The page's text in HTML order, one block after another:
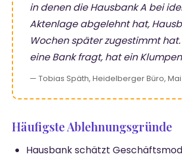
in denen die Hausbank A bei
Aktenlage abgelehnt hat,
Wochen später zugestimmt
eine Bank fragt, hat ein
— Tobias Späth, Heidelberger Büro,
Häufigste Ablehnungsgründe
Hausbank schätzt